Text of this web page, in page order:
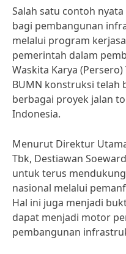
Salah satu contoh
bagi pembangunan
melalui program
pemerintah dalam
Waskita Karya
BUMN konstruksi telah
berbagai proyek jalan
Indonesia.
Menurut Direktur
Tbk, Destiawan
untuk terus
nasional melalui
Hal ini juga menjadi
dapat menjadi motor
pembangunan